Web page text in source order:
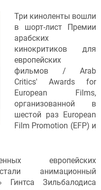
Три киноленты вошли
в шорт-лист Премии
арабских
кинокритиков для
европейских
фильмов / Arab
Critics' Awards for
European Films,
организованной в
шестой раз European
Film Promotion (EFP) и
европейских
анимационный
Зильбалодиса